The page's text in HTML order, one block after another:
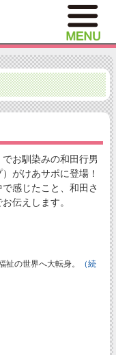
でお馴染みの和田行男
がけあサポに登場！
感じたこと、和田さ
伝えします。
の世界へ大転身。
（続